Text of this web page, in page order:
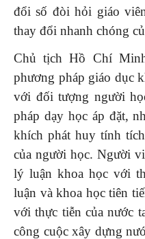
đổi số đòi hỏi giáo
thay đổi nhanh chóng
Chủ tịch Hồ Chí
phương pháp giáo dục
với đối tượng người
pháp dạy học áp đặt,
khích phát huy tính
của người học. Người
lý luận khoa học với
luận và khoa học tiên
với thực tiễn của nước
công cuộc xây dựng